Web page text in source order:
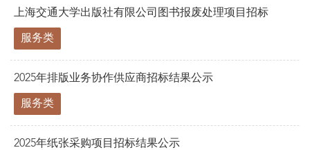
上海交通大学出版社有限公司图书报废处理项目招标
服务类
2025年排版业务协作供应商招标结果公示
服务类
2025年纸张采购项目招标结果公示